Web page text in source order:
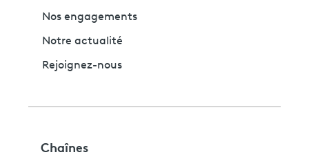
Nos engagements
Notre actualité
Rejoignez-nous
Chaînes